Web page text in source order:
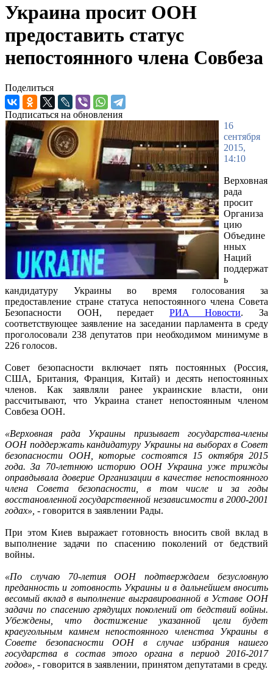
Украина просит ООН
предоставить статус
непостоянного члена Совбеза
Поделиться
Подписаться на обновления
16
сентября
2015,
14:10
Верховная
рада
просит
Организа
цию
Объедине
нных
Наций
поддержат
ь
кандидатуру Украины во время голосования за
предоставление стране статуса непостоянного члена Совета
Безопасности ООН, передает РИА Новости. За
соответствующее заявление на заседании парламента в среду
проголосовали 238 депутатов при необходимом минимуме в
226 голосов.
Совет безопасности включает пять постоянных (Россия,
США, Британия, Франция, Китай) и десять непостоянных
членов. Как заявляли ранее украинские власти, они
рассчитывают, что Украина станет непостоянным членом
Совбеза ООН.
«Верховная рада Украины призывает государства-члены
ООН поддержать кандидатуру Украины на выборах в Совет
безопасности ООН, которые состоятся 15 октября 2015
года. За 70-летнюю историю ООН Украина уже трижды
оправдывала доверие Организации в качестве непостоянного
члена Совета безопасности, в том числе и за годы
восстановленной государственной независимости в 2000-2001
годах», - говорится в заявлении Рады.
При этом Киев выражает готовность вносить свой вклад в
выполнение задачи по спасению поколений от бедствий
войны.
«По случаю 70-летия ООН подтверждаем безусловную
преданность и готовность Украины и в дальнейшем вносить
весомый вклад в выполнение выгравированной в Уставе ООН
задачи по спасению грядущих поколений от бедствий войны.
Убеждены, что достижение указанной цели будет
краеугольным камнем непостоянного членства Украины в
Совете безопасности ООН в случае избрания нашего
государства в состав этого органа в период 2016-2017
годов», - говорится в заявлении, принятом депутатами в среду.